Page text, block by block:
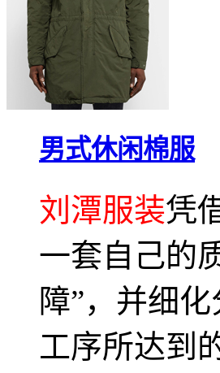
男式休闲棉服
刘潭服装凭
一套自己的
障”，并细
工序所达到